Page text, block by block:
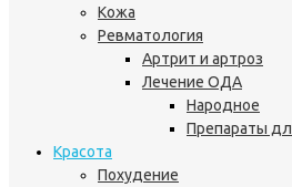
Кожа
Ревматология
Артрит и артроз
Лечение ОДА
Народное
Препараты
Красота
Похудение